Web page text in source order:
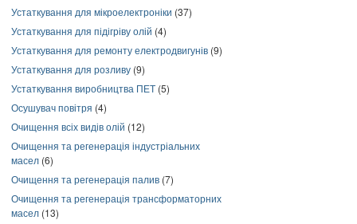
Устаткування для мікроелектроніки (37)
Устаткування для підігріву олій (4)
Устаткування для ремонту електродвигунів (9)
Устаткування для розливу (9)
Устаткування виробництва ПЕТ (5)
Осушувач повітря (4)
Очищення всіх видів олій (12)
Очищення та регенерація індустріальних
масел (6)
Очищення та регенерація палив (7)
Очищення та регенерація трансформаторних
масел (13)